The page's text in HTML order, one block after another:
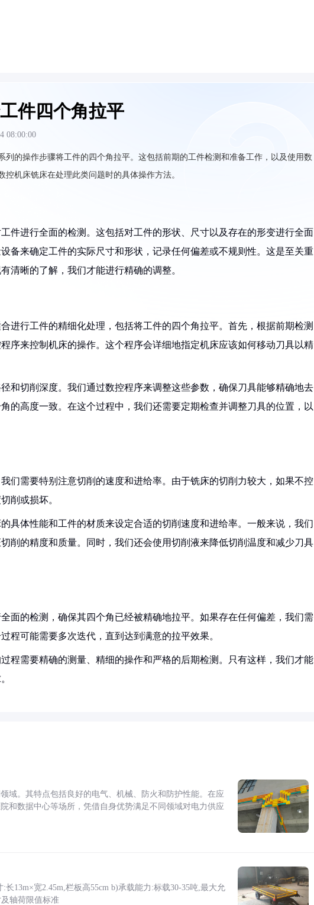
件四个角拉平
08:00:00
列的操作步骤将工件的四个角拉平。这包括前期的工件检测和准备工作，以及使用数
机床铣床在处理此类问题时的具体操作方法。
件进行全面的检测。这包括对工件的形状、尺寸以及存在的形变进行全面
备来确定工件的实际尺寸和形状，记录任何偏差或不规则性。这是至关重
清晰的了解，我们才能进行精确的调整。
进行工件的精细化处理，包括将工件的四个角拉平。首先，根据前期检测
序来控制机床的操作。这个程序会详细地指定机床应该如何移动刀具以精
和切削深度。我们通过数控程序来调整这些参数，确保刀具能够精确地去
的高度一致。在这个过程中，我们还需要定期检查并调整刀具的位置，以
们需要特别注意切削的速度和进给率。由于铣床的切削力较大，如果不控
削或损坏。
具体性能和工件的材质来设定合适的切削速度和进给率。一般来说，我们
削的精度和质量。同时，我们还会使用切削液来降低切削温度和减少刀具
面的检测，确保其四个角已经被精确地拉平。如果存在任何偏差，我们需
程可能需要多次迭代，直到达到满意的拉平效果。
程需要精确的测量、精细的操作和严格的后期检测。只有这样，我们才能
域。其特点包括良好的电气、机械、防火和防护性能。在应
和数据中心等场所，凭借自身优势满足不同领域对电力供应
13m×宽2.45m,栏板高55cm b)承载能力:标载30-35吨,最大允
轴荷限值标准